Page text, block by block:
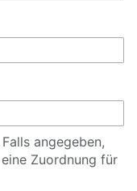
angegeben,
Zuordnung für